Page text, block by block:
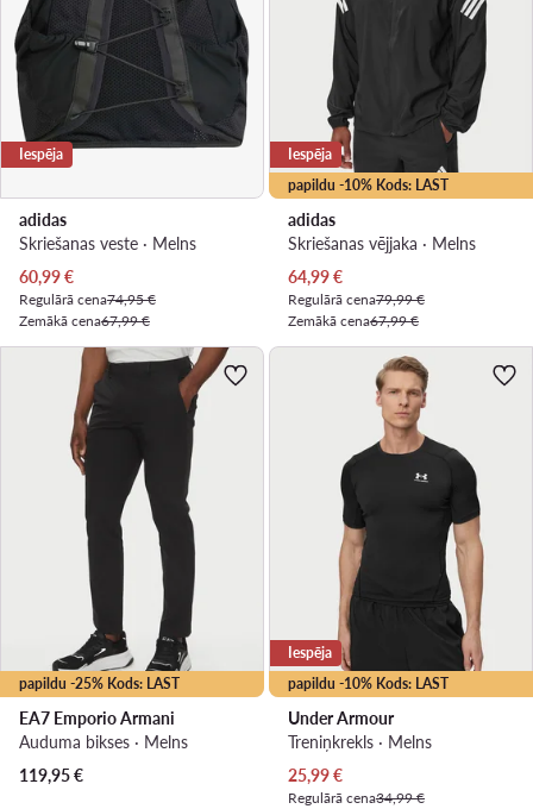
Iespēja
adidas
Skriešanas veste · Melns
Pašreizējā cena
60,99€
Regulārā cena74,95 €
Zemākā cena67,99 €
papildu -10% Kods: LAST
Iespēja
adidas
Skriešanas vējjaka · Melns
Pašreizējā cena
64,99€
Regulārā cena79,99 €
Zemākā cena67,99 €
papildu -25% Kods: LAST
EA7 Emporio Armani
Auduma bikses · Melns
119,95€
papildu -10% Kods: LAST
Iespēja
Under Armour
Treniņkrekls · Melns
Pašreizējā cena
25,99€
Regulārā cena34,99 €